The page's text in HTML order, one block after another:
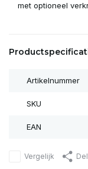
met optioneel
Artikelnummer
SKU
EAN
Vergelijk